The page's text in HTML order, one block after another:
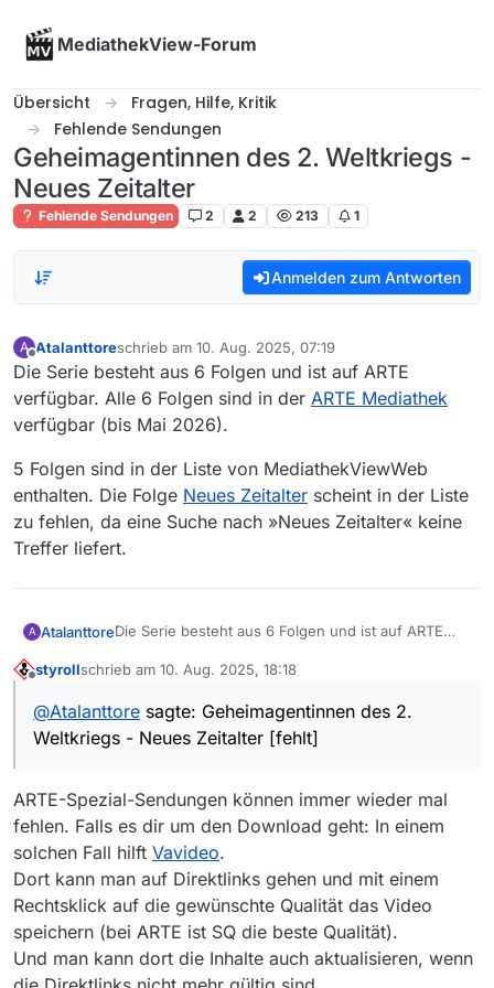
MediathekView-Forum
Übersicht
Fragen, Hilfe, Kritik
Fehlende Sendungen
Geheimagentinnen des 2. Weltkriegs -
Neues Zeitalter
Fehlende Sendungen 2 2 213 1
Anmelden zum Antworten
A
Offline
Atalanttoreschrieb am 10. Aug. 2025, 07:19
zuletzt editiert von
Die Serie besteht aus 6 Folgen und ist auf ARTE
verfügbar. Alle 6 Folgen sind in der ARTE Mediathek
verfügbar (bis Mai 2026).
5 Folgen sind in der Liste von MediathekViewWeb
enthalten. Die Folge Neues Zeitalter scheint in der Liste
zu fehlen, da eine Suche nach »Neues Zeitalter« keine
Treffer liefert.
A AtalanttoreDie Serie besteht aus 6 Folgen und ist auf ARTE
Mediathekverfügbar (bis Mai 2026).
5 Folgen sind in der Liste von MediathekViewWeb
Liste zu fehlen, da eine Suche nach »Neues
Zeitalter« keine Treffer liefert.
styrollschrieb am 10. Aug. 2025, 18:18
zuletzt editiert von
@Atalanttore sagte: Geheimagentinnen des 2.
Weltkriegs - Neues Zeitalter [fehlt]
ARTE-Spezial-Sendungen können immer wieder mal
fehlen. Falls es dir um den Download geht: In einem
solchen Fall hilft Vavideo.
Dort kann man auf Direktlinks gehen und mit einem
Rechtsklick auf die gewünschte Qualität das Video
speichern (bei ARTE ist SQ die beste Qualität).
Und man kann dort die Inhalte auch aktualisieren, wenn